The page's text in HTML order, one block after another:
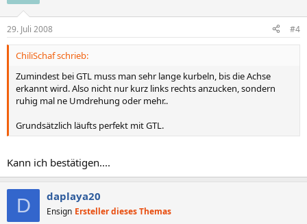
29. Juli 2008 #4
ChiliSchaf schrieb:
Zumindest bei GTL muss man sehr lange kurbeln, bis die Achse
erkannt wird. Also nicht nur kurz links rechts anzucken, sondern
ruhig mal ne Umdrehung oder mehr..
Grundsätzlich läufts perfekt mit GTL.
Kann ich bestätigen....
D daplaya20
Ensign Ersteller dieses Themas